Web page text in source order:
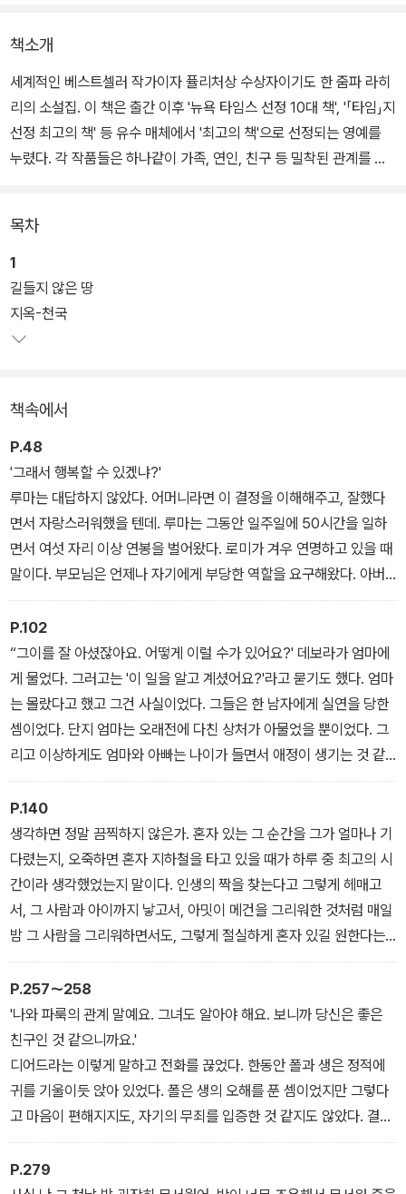
책소개
세계적인 베스트셀러 작가이자 퓰리처상 수상자이기도 한 줌파 라히
리의 소설집. 이 책은 출간 이후 '뉴욕 타임스 선정 10대 책', '「타임」지
선정 최고의 책' 등 유수 매체에서 '최고의 책'으로 선정되는 영예를
누렸다. 각 작품들은 하나같이 가족, 연인, 친구 등 밀착된 관계를 다
또한 작가는 인도계 작가라는 정체성에 기반을 두고 이질적인 문화에
적응하며 살아가는 삶이란 무엇인지 파고든다. 관계와 정체성에 대한
고민은 담담한 문체로 그려지지만 아무렇지도 않게 써낸 듯한 글에는
저마다 가시가 들어 있다. 복잡하고 미묘한 인간의 심리를 그려낸 여
덟 편의 단편은 독자를 케임브리지에서 시애틀로, 인도에서 타이로
표제작 '그저 좋은 사람'은 줌파 라히리 특유의 재능이 넘치는 작품으
로, 처음부터 끝까지 정교한 문장과 감정에 대한 풍부한 통찰, 섬세한
묘사가 돋보인다. 한 사회에 성공적으로 정착한 수드하는 낙오자가
되어가는 남동생의 삶에 개입하려 하지만 상황은 끝내 파국으로 치닫
는다. 이 작품은 가족이라는 이름으로 누군가의 인생을 구제하려는
시도가 과연 가능한지 묻는다.
목차
1
길들지 않은 땅
지옥-천국
책속에서
P.48
'그래서 행복할 수 있겠냐?'
루마는 대답하지 않았다. 어머니라면 이 결정을 이해해주고, 잘했다
면서 자랑스러워했을 텐데. 루마는 그동안 일주일에 50시간을 일하
면서 여섯 자리 이상 연봉을 벌어왔다. 로미가 겨우 연명하고 있을 때
말이다. 부모님은 언제나 자기에게 부당한 역할을 요구해왔다. 아버
지는 장남으로, 어머니는 두 번째 남편으로. - '길들지 않은 땅' 중에
P.102
“그이를 잘 아셨잖아요. 어떻게 이럴 수가 있어요?' 데보라가 엄마에
게 물었다. 그러고는 '이 일을 알고 계셨어요?'라고 묻기도 했다. 엄마
는 몰랐다고 했고 그건 사실이었다. 그들은 한 남자에게 실연을 당한
셈이었다. 단지 엄마는 오래전에 다친 상처가 아물었을 뿐이었다. 그
리고 이상하게도 엄마와 아빠는 나이가 들면서 애정이 생기는 것 같
았다. 특별한 이유가 있지 않다면, 아마 살다 보니 습관처럼 그렇게 된
것 같았다. - '지옥―천국' 중에서
P.140
생각하면 정말 끔찍하지 않은가. 혼자 있는 그 순간을 그가 얼마나 기
다렸는지, 오죽하면 혼자 지하철을 타고 있을 때가 하루 중 최고의 시
간이라 생각했었는지 말이다. 인생의 짝을 찾는다고 그렇게 헤매고
서, 그 사람과 아이까지 낳고서, 아밋이 메건을 그리워한 것처럼 매일
밤 그 사람을 그리워하면서도, 그렇게 절실하게 혼자 있길 원한다는
건 끔찍하지 않은가. 아무리 짧은 시간이고, 그조차 점점 줄어든다 해
도 사람을 제정신으로 지켜주는 건 결국 혼자 있는 시간이라는 사실
이. - '머물지 않은 방' 중에서
P.257～258
'나와 파룩의 관계 말예요. 그녀도 알아야 해요. 보니까 당신은 좋은
친구인 것 같으니까요.'
디어드라는 이렇게 말하고 전화를 끊었다. 한동안 폴과 생은 정적에
귀를 기울이듯 앉아 있었다. 폴은 생의 오해를 푼 셈이었지만 그렇다
고 마음이 편해지지도, 자기의 무죄를 입증한 것 같지도 않았다. 결국
생은 수화기를 내려놓고 천천히 일어나서 한동안 움직이지 않고 그대
로 서 있었다. 그러고는 마치 주변과 차단된 것처럼, 아주 조금씩 움직
P.279